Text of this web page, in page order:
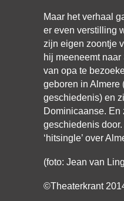
Maar het verhaal
er even verstilling
zijn eigen zoontje
hij meeneemt
van opa te
geboren in Almere
geschiedenis) en
Dominicaanse. En
geschiedenis
‘hitsingle’ over
(foto: Jean van
©Theaterkrant